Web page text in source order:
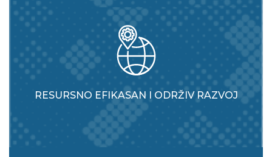
RESURSNO EFIKASAN I ODRŽIV RAZVOJ